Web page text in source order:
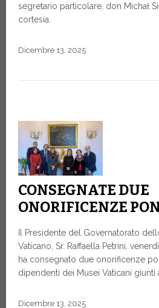
segretario particolare, don Michał
cortesia.
Dicembre 13, 2025
CONSEGNATE DUE
ONORIFICENZE
Il Presidente del Governatorato
Vaticano, Sr. Raffaella Petrini,
ha consegnato due onorificenze
dipendenti dei Musei Vaticani giunti
Dicembre 13, 2025